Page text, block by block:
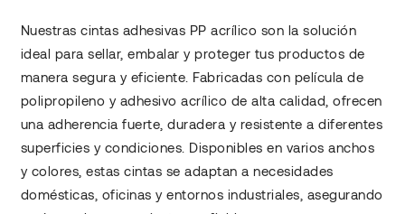
Nuestras cintas adhesivas PP acrílico son la solución
ideal para sellar, embalar y proteger tus productos de
manera segura y eficiente. Fabricadas con película de
polipropileno y adhesivo acrílico de alta calidad, ofrecen
una adherencia fuerte, duradera y resistente a diferentes
superficies y condiciones. Disponibles en varios anchos
y colores, estas cintas se adaptan a necesidades
domésticas, oficinas y entornos industriales, asegurando